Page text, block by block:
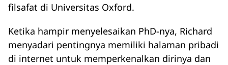
filsafat di Universitas Oxford.
Ketika hampir menyelesaikan PhD-nya, Richard
menyadari pentingnya memiliki halaman pribadi
di internet untuk memperkenalkan dirinya dan